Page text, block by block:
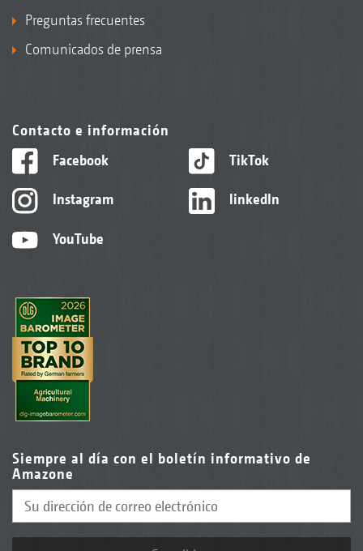
Preguntas frecuentes
Comunicados de prensa
Contacto e información
Facebook
Instagram
YouTube
TikTok
linkedIn
Siempre al día con el boletín informativo de
Amazone